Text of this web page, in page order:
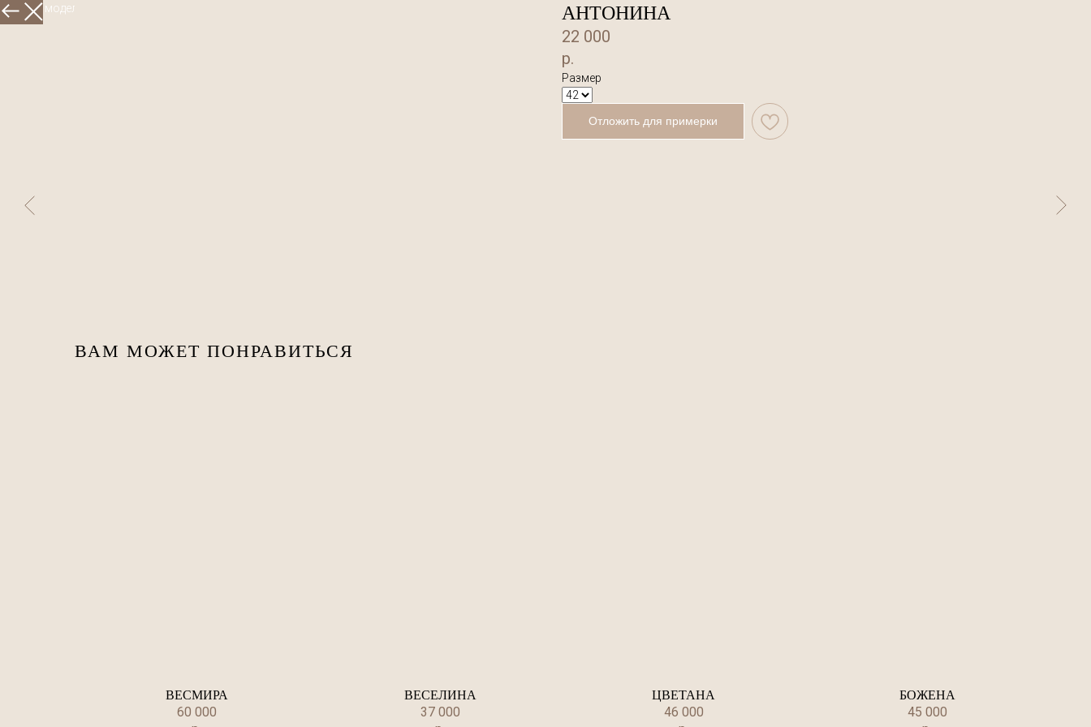
Больше моделей АНТОНИНА
22 000
р.
Размер
Отложить для примерки
ВАМ МОЖЕТ ПОНРАВИТЬСЯ
ВЕСМИРА
60 000
ВЕСЕЛИНА
37 000
ЦВЕТАНА
46 000
БОЖЕНА
45 000